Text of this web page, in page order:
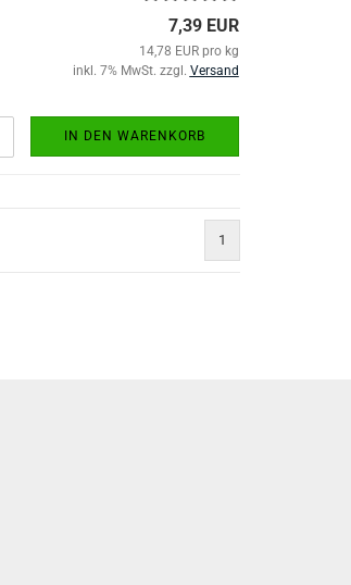
7,39 EUR
14,78 EUR pro kg
inkl. 7% MwSt. zzgl. Versand
IN DEN WARENKORB
1